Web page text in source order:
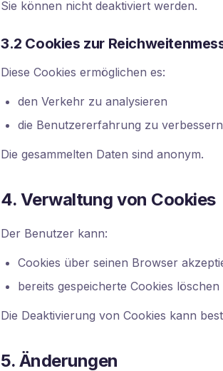
Sie können nicht deaktiviert werden.
3.2 Cookies zur
Diese Cookies ermöglichen es:
den Verkehr zu analysieren
die Benutzererfahrung zu verbessern
Die gesammelten Daten sind anonym.
4. Verwaltung von Cookies
Der Benutzer kann:
Cookies über seinen Browser
bereits gespeicherte Cookies löschen
Die Deaktivierung von Cookies kann
5. Änderungen